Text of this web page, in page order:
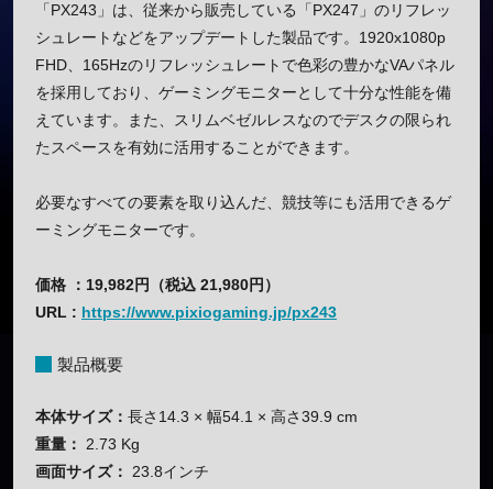
「PX243」は、従来から販売している「PX247」のリフレッ
シュレートなどをアップデートした製品です。1920x1080p
FHD、165Hzのリフレッシュレートで色彩の豊かなVAパネル
を採用しており、ゲーミングモニターとして十分な性能を備
えています。また、スリムベゼルレスなのでデスクの限られ
たスペースを有効に活用することができます。
必要なすべての要素を取り込んだ、競技等にも活用できるゲ
ーミングモニターです。
価格 ：19,982円（税込 21,980円）
URL : https://www.pixiogaming.jp/px243
製品概要
本体サイズ： 長さ14.3 × 幅54.1 × 高さ39.9 cm
重量： 2.73 Kg
画面サイズ： 23.8インチ